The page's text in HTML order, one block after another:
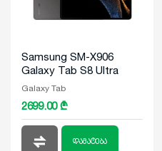
Samsung SM-X906
Galaxy Tab S8 Ultra
128GB 5G Graphite
Galaxy Tab
2699.00 ₾
დამატება